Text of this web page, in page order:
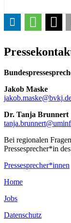
Jakob Maske
jakob.maske@
Dr. Tanja Brunnert
tanja.brunnert@
Bei regionalen
Pressesprecher*in
Pressesprecher*innen
Home
Jobs
Datenschutz